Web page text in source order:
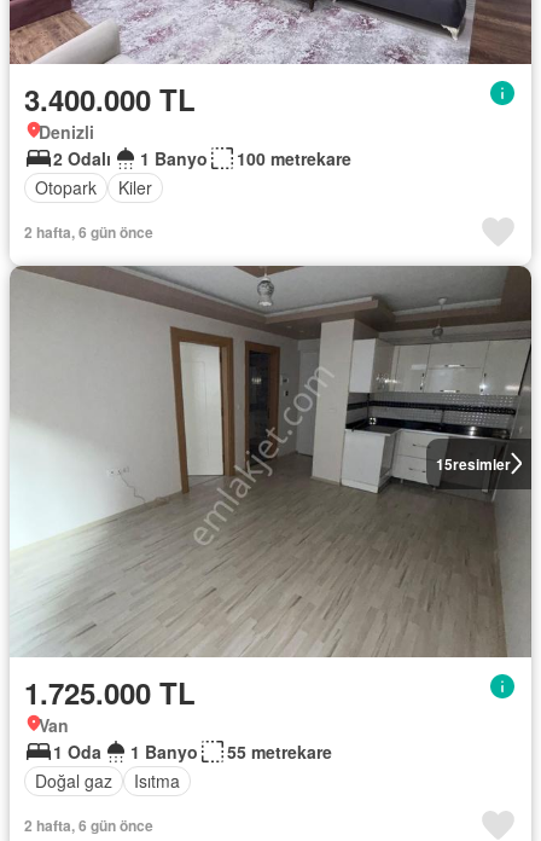
3.400.000 TL
Denizli
2 Odalı
1 Banyo
100 metrekare
Otopark
Kiler
2 hafta, 6 gün önce
15resimler
1.725.000 TL
Van
1 Oda
1 Banyo
55 metrekare
Doğal gaz
Isıtma
2 hafta, 6 gün önce